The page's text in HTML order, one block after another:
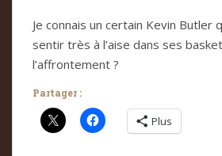
Je connais un certain Kevin Butler
sentir très à l’aise dans ses
l’affrontement ?
Partager :
Plus